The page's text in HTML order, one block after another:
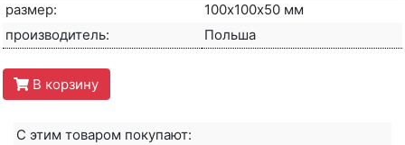
размер:
100х100х50 мм
производитель:
Польша
В корзину
С этим товаром покупают: